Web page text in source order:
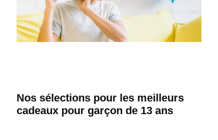
Nos sélections pour les meilleurs
cadeaux pour garçon de 13 ans